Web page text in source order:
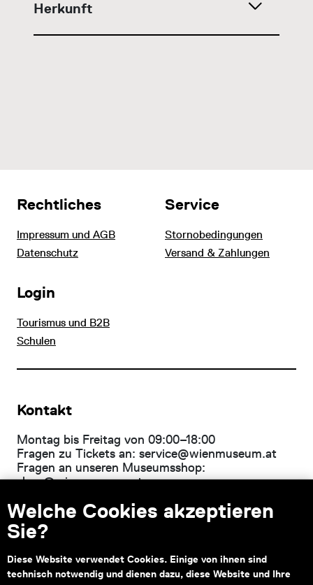
Welche Cookies akzeptieren
Sie?
Diese Website verwendet Cookies. Einige von ihnen sind
technisch notwendig und dienen dazu, diese Website und Ihre
Herkunft
Rechtliches
Impressum und AGB
Datenschutz
Service
Stornobedingungen
Versand & Zahlungen
Login
Tourismus und B2B
Schulen
Kontakt
Montag bis Freitag von 09:00–18:00
Fragen zu Tickets an: service@wienmuseum.at
Fragen an unseren Museumsshop:
shop@wienmuseum.at
Wien Museum, Karlsplatz
1040 Wien